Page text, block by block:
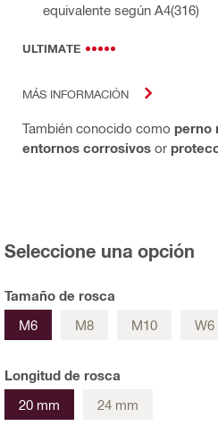
equivalente según A4(316)
ULTIMATE
MÁS INFORMACIÓN
También conocido como perno
entornos corrosivos or
Seleccione una opción
Tamaño de rosca
M6
M8 M10 W6
Longitud de rosca
20 mm
24 mm